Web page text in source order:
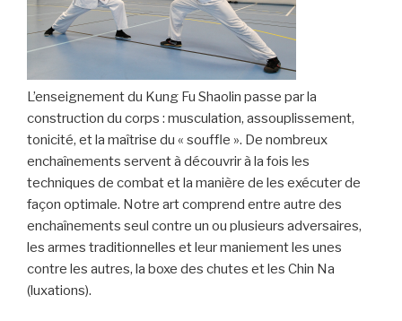
L’enseignement du Kung Fu Shaolin passe par la
construction du corps : musculation, assouplissement,
tonicité, et la maîtrise du « souffle ». De nombreux
enchaînements servent à découvrir à la fois les
techniques de combat et la manière de les exécuter de
façon optimale. Notre art comprend entre autre des
enchaînements seul contre un ou plusieurs adversaires,
les armes traditionnelles et leur maniement les unes
contre les autres, la boxe des chutes et les Chin Na
(luxations).